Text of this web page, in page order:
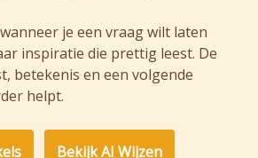
je een vraag wilt laten
inspiratie die prettig leest. De
betekenis en een volgende
helpt.
Bekijk AI Wijzen